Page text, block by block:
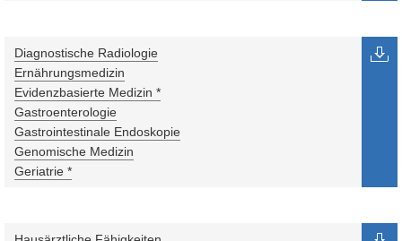
Diagnostische Radiologie
Ernährungsmedizin
Evidenzbasierte Medizin *
Gastroenterologie
Gastrointestinale Endoskopie
Genomische Medizin
Geriatrie *